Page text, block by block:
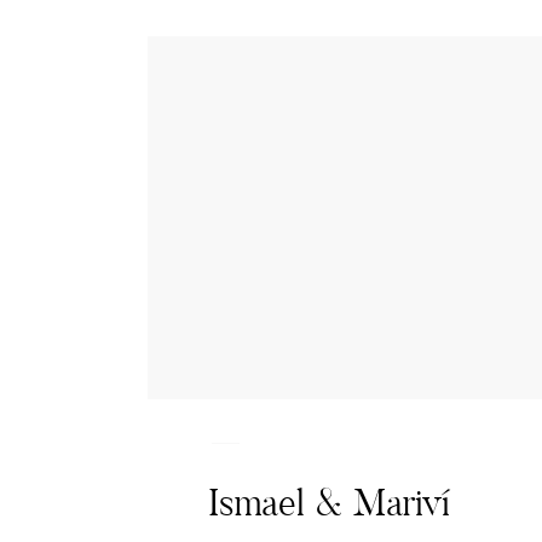
Ismael & Mariví